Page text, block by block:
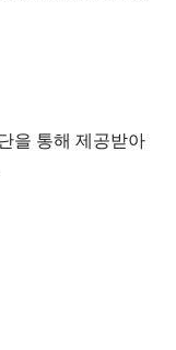
을 통해 제공받아